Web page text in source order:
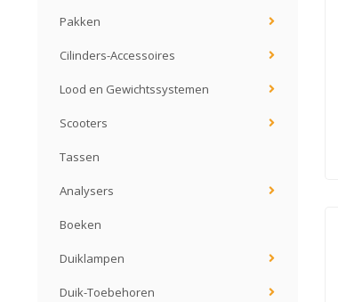
Pakken
Cilinders-Accessoires
Lood en Gewichtssystemen
Scooters
Tassen
Analysers
Boeken
Duiklampen
Duik-Toebehoren